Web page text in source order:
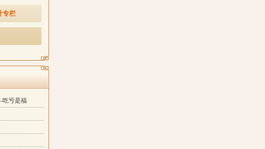
专栏
吃亏是福